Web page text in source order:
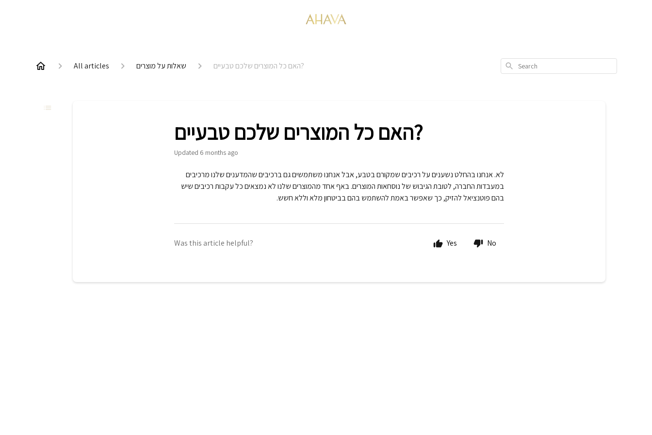
All articles שאלות על מוצרים האם כל המוצרים שלכם טבעיים? Search
האם כל המוצרים שלכם טבעיים?
Updated 6 months ago
לא. אנחנו בהחלט נשענים על רכיבים שמקורם בטבע, אבל אנחנו משתמשים גם ברכיבים שהמדענים שלנו מרכיבים
במעבדות החברה, לטובת הגיבוש של נוסחאות המוצרים. באף אחד מהמוצרים שלנו לא נמצאים כל עקבות רכיבים שיש
בהם פוטנציאל להזיק, כך שאפשר באמת להשתמש בהם בביטחון מלא וללא חשש.
Was this article helpful? Yes No